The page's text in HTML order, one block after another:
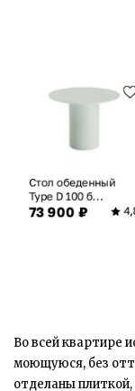
Стол обеденный
Type D 100 б...
73 900 ₽
Во всей квартире
моющуюся, без
отделаны